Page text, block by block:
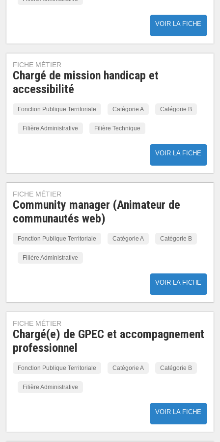
VOIR LA FICHE
FICHE MÉTIER
Chargé de mission handicap et
accessibilité
Fonction Publique Territoriale Catégorie A Catégorie B
Filière Administrative Filière Technique
VOIR LA FICHE
FICHE MÉTIER
Community manager (Animateur de
communautés web)
Fonction Publique Territoriale Catégorie A Catégorie B
Filière Administrative
VOIR LA FICHE
FICHE MÉTIER
Chargé(e) de GPEC et accompagnement
professionnel
Fonction Publique Territoriale Catégorie A Catégorie B
Filière Administrative
VOIR LA FICHE